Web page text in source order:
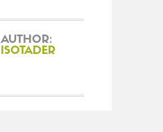
AUTHOR:
ISOTADER